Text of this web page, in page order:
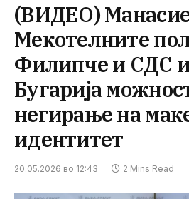
(ВИДЕО)
Мекотелните
Филипче и СДС и
Бугарија
негирање на
идентитет
20.05.2026 во 12:43 2 Mins Read